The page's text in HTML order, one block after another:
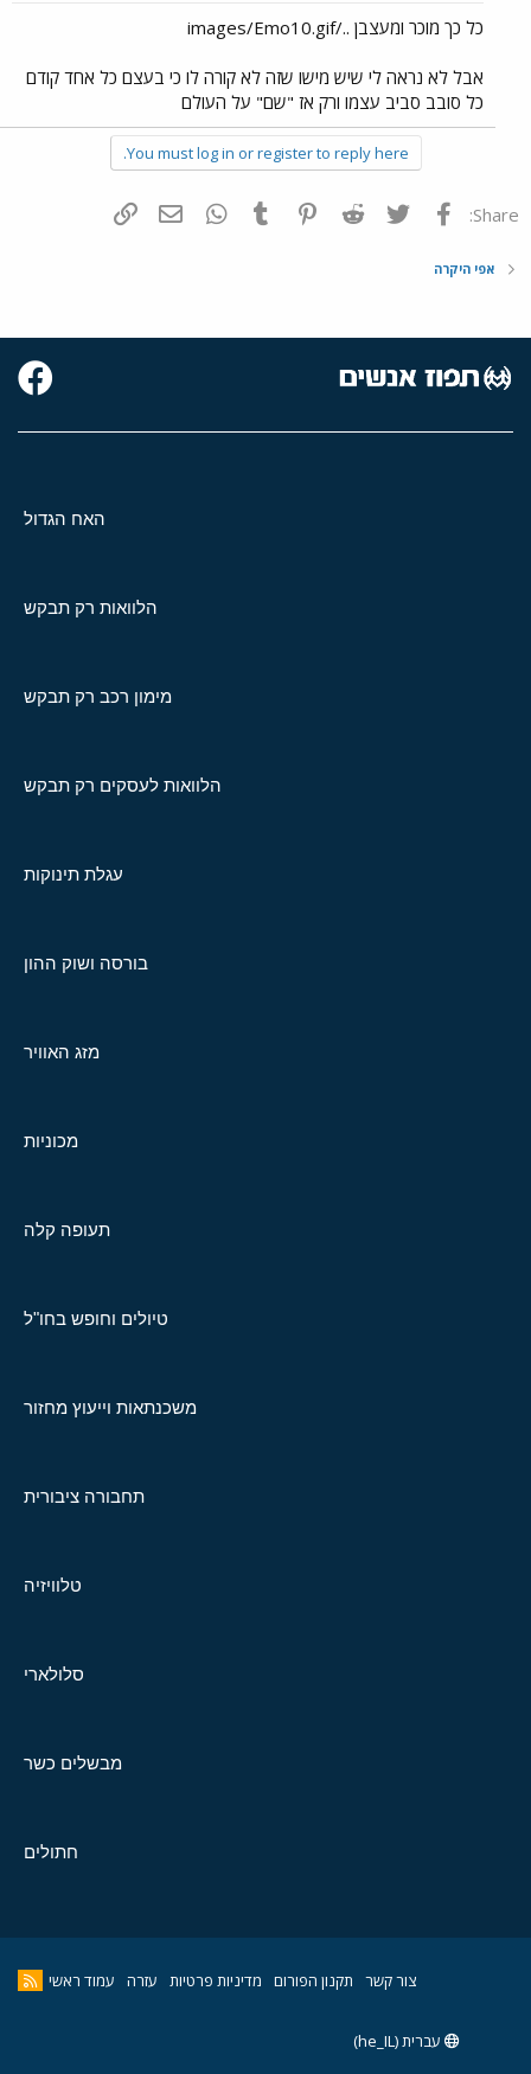
כל כך מוכר ומעצבן ../images/Emo10.gif
אבל לא נראה לי שיש מישו שזה לא קורה לו כי בעצם כל אחד קודם
כל סובב סביב עצמו ורק אז "שם" על העולם
You must log in or register to reply here.
Share: פייסבוק Twitter
Reddit
Pinterest
Tumblr
WhatsAppדואר אלקטרוני
אפי היקרה
האח הגדול
הלוואות רק תבקש
מימון רכב רק תבקש
הלוואות לעסקים רק תבקש
עגלת תינוקות
בורסה ושוק ההון
מזג האוויר
מכוניות
תעופה קלה
טיולים וחופש בחו"ל
משכנתאות וייעוץ מחזור
תחבורה ציבורית
טלוויזיה
סלולארי
מבשלים כשר
חתולים
צור קשר תקנון הפורום מדיניות פרטיות עזרה עמוד ראשי
עברית (he_IL)